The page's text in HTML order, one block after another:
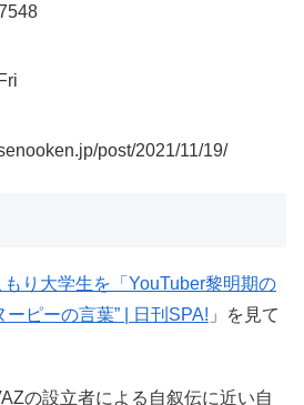
post/2021/11/19/
もり大学生を「YouTuber黎明期の
ーピーの言葉” | 日刊SPA! 」を見て
の設立者による自叙伝に近い自